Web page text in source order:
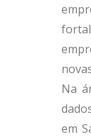
Na
em